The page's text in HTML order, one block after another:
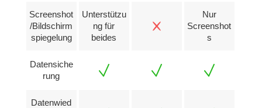
Screenshot
/Bildschirm
spiegelung
Unterstützu
ng für
beides
Nur
Screenshot
s
Datensiche
rung
Datenwied